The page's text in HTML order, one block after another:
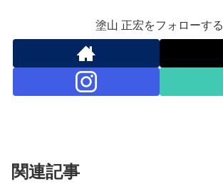
塗山 正宏をフォローする
関連記事